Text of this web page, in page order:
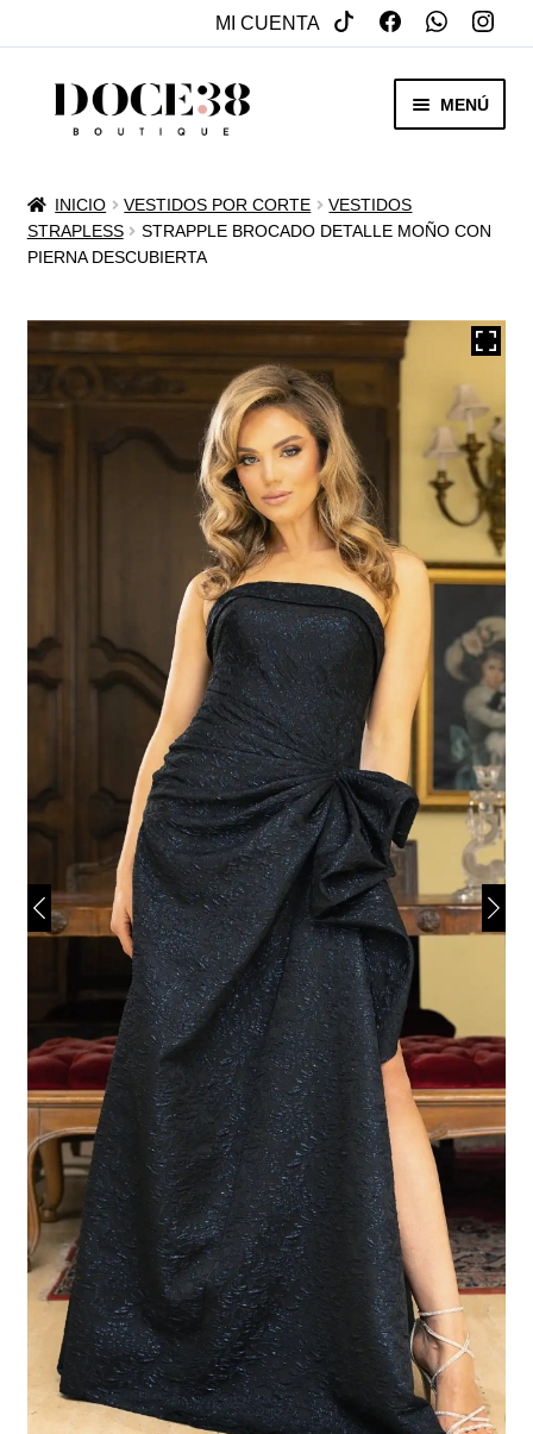
MI CUENTA
SALTAR
MENÚ
VENTA
VESTIDOS DE NOVIA
MENÚ
HIJO
INICIO VESTIDOS POR CORTE
VESTIDOS
STRAPLESS
STRAPPLE BROCADO DETALLE MOÑO CON
PIERNA DESCUBIERTA